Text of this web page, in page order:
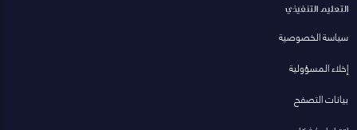
التعليم التنفيذي
سياسة الخصوصية
إخلاء المسؤولية
بيانات التصفح